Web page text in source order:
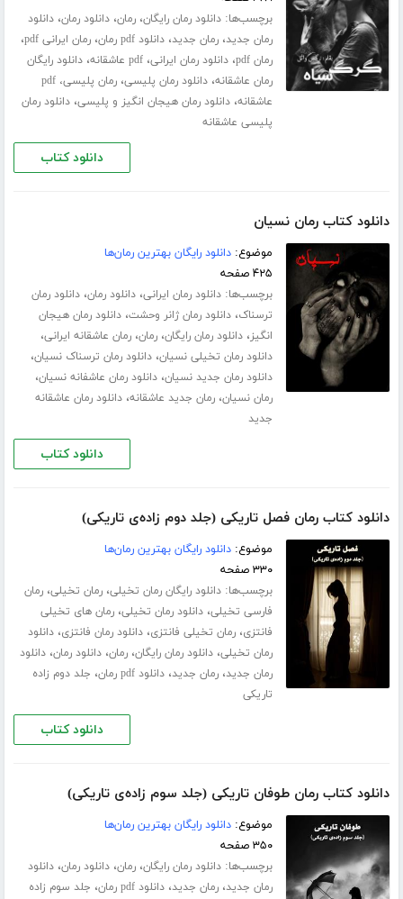
برچسب‌ها:دانلود رمان رایگان،رمان،دانلود رمان،دانلود
رمان جدید،رمان جدید،دانلود pdf رمان ،رمان ایرانی pdf ،
رمان pdf ،دانلود رمان ایرانی،pdf عاشقانه ،دانلود رایگان
رمان عاشقانه،دانلود رمان پلیسی،
رمان پلیسی، pdf
عاشقانه،دانلود رمان هیجان انگیز و پلیسی،دانلود رمان
پلیسی عاشقانه
دانلود کتاب
دانلود کتاب رمان نسیان
موضوع:دانلود رایگان بهترین رمان‌ها
۴۲۵ صفحه
برچسب‌ها:دانلود رمان ایرانی،دانلود رمان،دانلود رمان
ترسناک،دانلود رمان ژانر وحشت،دانلود رمان هیجان
انگیز،دانلود رمان رایگان،رمان،رمان عاشقانه ایرانی،
دانلود رمان تخیلی نسیان،دانلود رمان ترسناک نسیان،
دانلود رمان جدید نسیان،دانلود رمان عاشفانه نسیان،
رمان نسیان،رمان جدید عاشقانه،دانلود رمان عاشقانه
جدید
دانلود کتاب
دانلود کتاب رمان فصل تاریکی (جلد دوم زاده‌ی تاریکی)
موضوع:دانلود رایگان بهترین رمان‌ها
۳۳۰ صفحه
برچسب‌ها:دانلود رایگان رمان تخیلی،رمان تخیلی،رمان
فارسی تخیلی،دانلود رمان تخیلی،رمان های تخیلی
فانتزی،رمان تخیلی فانتزی،دانلود رمان فانتزی،دانلود
رمان تخیلی،دانلود رمان رایگان،رمان،دانلود رمان،دانلود
رمان جدید،رمان جدید،دانلود pdf رمان ، جلد دوم زاده
تاریکی
دانلود کتاب
دانلود کتاب رمان طوفان تاریکی (جلد سوم زاده‌ی تاریکی)
موضوع:دانلود رایگان بهترین رمان‌ها
۳۵۰ صفحه
برچسب‌ها:دانلود رمان رایگان،رمان،دانلود رمان،دانلود
رمان جدید،رمان جدید،دانلود pdf رمان ، جلد سوم زاده